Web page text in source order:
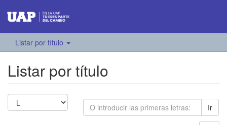
Listar por título
Listar por título
Ir